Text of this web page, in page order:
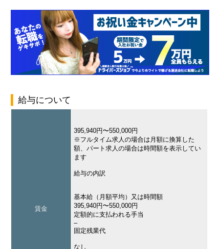
給与について
賃金
395,940円〜550,000円
※フルタイム求人の場合は月額に換算した
額、パート求人の場合は時間額を表示してい
ます
給与の内訳
基本給（月額平均）又は時間額
395,940円〜550,000円
定額的に支払われる手当
–
固定残業代
なし